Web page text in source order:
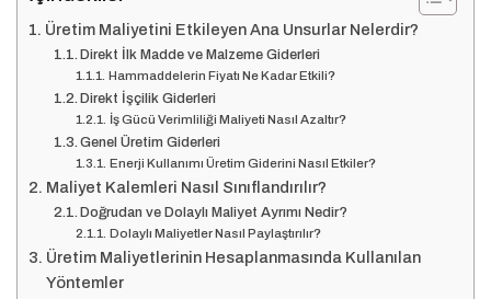
Üretim Maliyetini Etkileyen Ana Unsurlar Nelerdir?
Direkt İlk Madde ve Malzeme Giderleri
Hammaddelerin Fiyatı Ne Kadar Etkili?
Direkt İşçilik Giderleri
İş Gücü Verimliliği Maliyeti Nasıl Azaltır?
Genel Üretim Giderleri
Enerji Kullanımı Üretim Giderini Nasıl Etkiler?
Maliyet Kalemleri Nasıl Sınıflandırılır?
Doğrudan ve Dolaylı Maliyet Ayrımı Nedir?
Dolaylı Maliyetler Nasıl Paylaştırılır?
Üretim Maliyetlerinin Hesaplanmasında Kullanılan
Yöntemler